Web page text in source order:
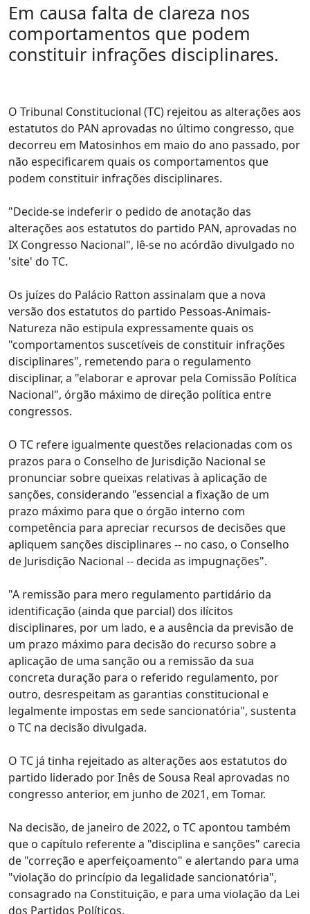
Em causa falta de clareza nos
comportamentos que podem
constituir infrações disciplinares.
O Tribunal Constitucional (TC) rejeitou as alterações aos
estatutos do PAN aprovadas no último congresso, que
decorreu em Matosinhos em maio do ano passado, por
não especificarem quais os comportamentos que
podem constituir infrações disciplinares.
"Decide-se indeferir o pedido de anotação das
alterações aos estatutos do partido PAN, aprovadas no
IX Congresso Nacional", lê-se no acórdão divulgado no
'site' do TC.
Os juízes do Palácio Ratton assinalam que a nova
versão dos estatutos do partido Pessoas-Animais-
Natureza não estipula expressamente quais os
"comportamentos suscetíveis de constituir infrações
disciplinares", remetendo para o regulamento
disciplinar, a "elaborar e aprovar pela Comissão Política
Nacional", órgão máximo de direção política entre
congressos.
O TC refere igualmente questões relacionadas com os
prazos para o Conselho de Jurisdição Nacional se
pronunciar sobre queixas relativas à aplicação de
sanções, considerando "essencial a fixação de um
prazo máximo para que o órgão interno com
competência para apreciar recursos de decisões que
apliquem sanções disciplinares -- no caso, o Conselho
de Jurisdição Nacional -- decida as impugnações".
"A remissão para mero regulamento partidário da
identificação (ainda que parcial) dos ilícitos
disciplinares, por um lado, e a ausência da previsão de
um prazo máximo para decisão do recurso sobre a
aplicação de uma sanção ou a remissão da sua
concreta duração para o referido regulamento, por
outro, desrespeitam as garantias constitucional e
legalmente impostas em sede sancionatória", sustenta
o TC na decisão divulgada.
O TC já tinha rejeitado as alterações aos estatutos do
partido liderado por Inês de Sousa Real aprovadas no
congresso anterior, em junho de 2021, em Tomar.
Na decisão, de janeiro de 2022, o TC apontou também
que o capítulo referente a "disciplina e sanções" carecia
de "correção e aperfeiçoamento" e alertando para uma
"violação do princípio da legalidade sancionatória",
consagrado na Constituição, e para uma violação da Lei
dos Partidos Políticos.